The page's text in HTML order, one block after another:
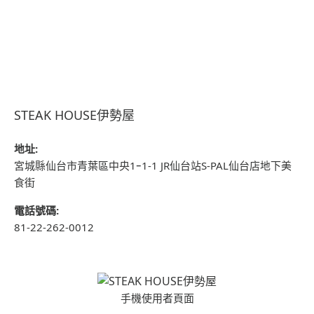
STEAK HOUSE伊勢屋
地址:
宮城縣仙台市青葉區中央1ｰ1-1 JR仙台站S-PAL仙台店地下美
食街
電話號碼:
81-22-262-0012
手機使用者頁面